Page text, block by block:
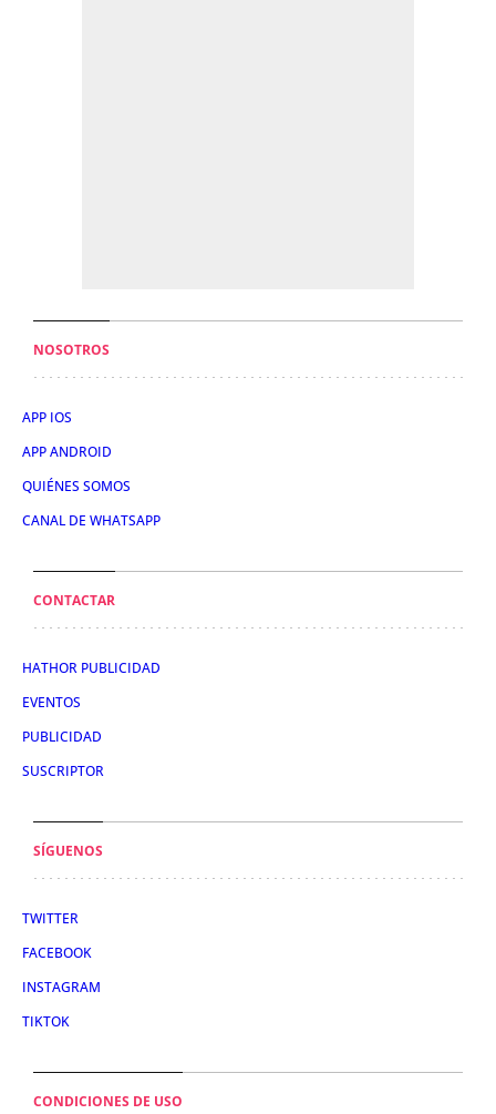
NOSOTROS
APP IOS
APP ANDROID
QUIÉNES SOMOS
CANAL DE WHATSAPP
CONTACTAR
HATHOR PUBLICIDAD
EVENTOS
PUBLICIDAD
SUSCRIPTOR
SÍGUENOS
TWITTER
FACEBOOK
INSTAGRAM
TIKTOK
CONDICIONES DE USO